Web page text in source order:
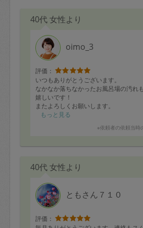
40代 女性より
oimo_3
評価：
いつもありがとうございます。
なかなか落ちなかったお風呂場の汚れ
嬉しいです！
またよろしくお願いします。
もっと見る
※依頼者の依頼当時
40代 女性より
ともさん７１０
評価：